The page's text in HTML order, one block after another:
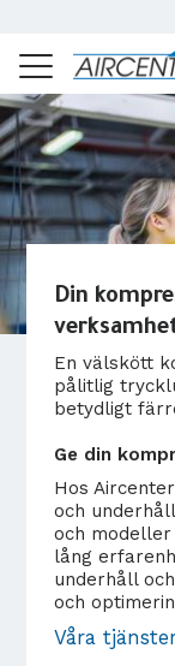
Meny
Din
En välskött
pålitlig
betydligt
Ge din
Hos
och
och
lång
underhåll
och
Våra